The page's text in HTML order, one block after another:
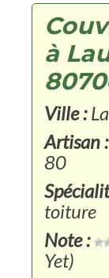
à
Ville :
Artisan :
80
toiture
Note :
Yet)